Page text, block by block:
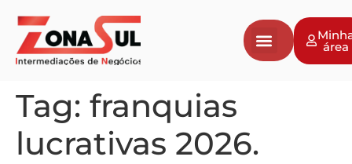
área
Tag: franquias
lucrativas 2026.